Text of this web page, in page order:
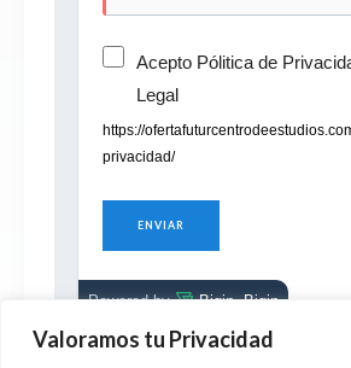
Valoramos tu Privacidad
Acepto Pólitica de
Legal
https://
privacidad/
Con tecnología de Bigin
Powered by Bigin